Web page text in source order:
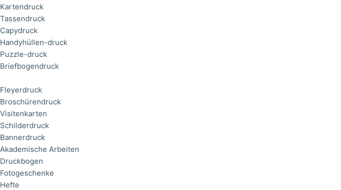
Kartendruck
Tassendruck
Capydruck
Handyhüllen-druck
Puzzle-druck
Briefbogendruck
Fleyerdruck
Broschürendruck
Visitenkarten
Schilderdruck
Bannerdruck
Akademische Arbeiten
Druckbogen
Fotogeschenke
Hefte